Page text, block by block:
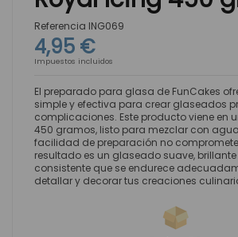
Referencia ING069
4,95 €
Impuestos incluidos
El preparado para glasa de FunCakes
simple y efectiva para crear glaseados
complicaciones. Este producto viene en
450 gramos, listo para mezclar con
facilidad de preparación no
resultado es un glaseado suave,
consistente que se endurece
detallar y decorar tus creaciones